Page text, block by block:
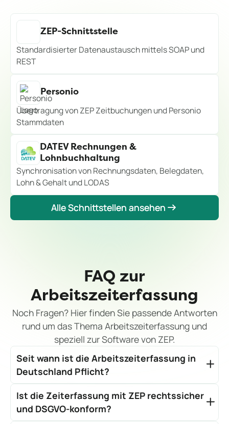
ZEP-Schnittstelle
Standardisierter Datenaustausch mittels SOAP und
REST
Personio
Übertragung von ZEP Zeitbuchungen und Personio
Stammdaten
DATEV Rechnungen &
Lohnbuchhaltung
Synchronisation von Rechnungsdaten, Belegdaten,
Lohn & Gehalt und LODAS
Alle Schnittstellen ansehen
Alle Schnittstellen ansehen
FAQ zur
Arbeitszeiterfassung
Noch Fragen? Hier finden Sie passende Antworten
rund um das Thema Arbeitszeiterfassung und
speziell zur Software von ZEP.
Seit wann ist die Arbeitszeiterfassung in
Deutschland Pflicht?
Seit dem Urteil des Bundesarbeitsgerichts vom
September 2022 sind Arbeitgeber verpflichtet, die
Arbeitszeiten ihrer Mitarbeitenden systematisch zu
erfassen. Das Urteil bezieht sich auf die EuGH-
Ist die Zeiterfassung mit ZEP rechtssicher
und DSGVO-konform?
Ja, ZEP erfüllt die Vorgaben des Europäischen